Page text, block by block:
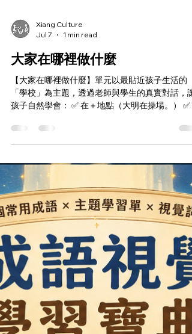
Xiang Culture
Jul 7
1 min read
大家在哪裡做什麼
【大家在哪裡做什麼】單元以最貼近孩子生活的
「學校」為主題，透過老師與學生的真實對話，讓
孩子自然學會： ✅ 在＋地點（大明在操場。） ✅
在＋動作（文心正在看書。） ✅ 正在＋地點＋動作
（美美正在音樂教室彈鋼琴。） 課程內容涵蓋校園
最常見的場所，包括教室、操場、圖書館、音樂教
室、美術教室、電腦教室、自然教室、體育館、游
泳池、餐廳、保健室、花圃、停車場等，並搭配各
地點最常使用的動作詞彙，讓學生能快速建立「看
到地點，就會說活動」的語言連結，大幅提升口說
與造句能力。 除了完整課文、生詞、語法與練習
外，本單元依然提供饗文化一貫的完整教材版本，